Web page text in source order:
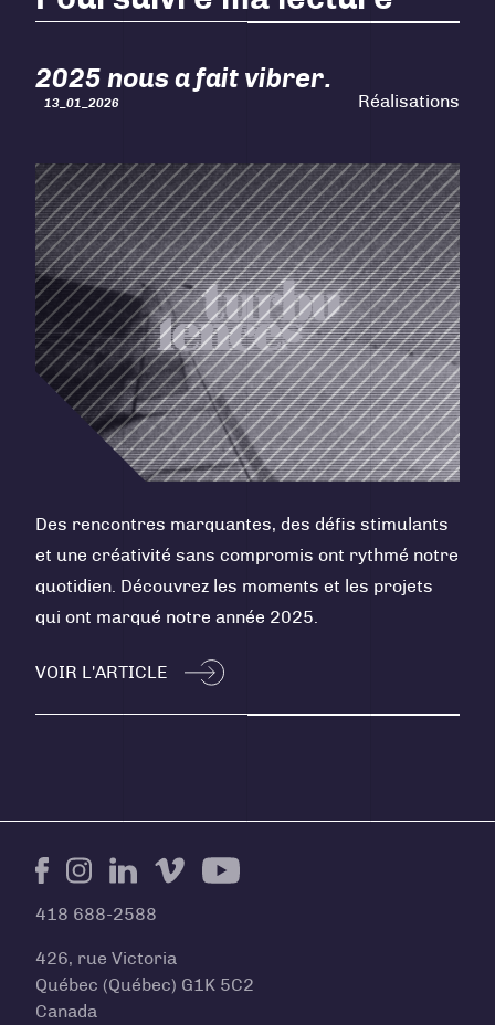
2025 nous a fait vibrer.
13_01_2026 Réalisations
Des rencontres marquantes, des défis stimulants
et une créativité sans compromis ont rythmé notre
quotidien. Découvrez les moments et les projets
qui ont marqué notre année 2025.
VOIR L'ARTICLE
418 688-2588
426, rue Victoria
Québec (Québec) G1K 5C2
Canada